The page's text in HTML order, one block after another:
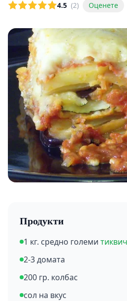
4.5 (2) Оценете
Продукти
1 кг. средно големи
2-3 домата
200 гр. колбас
сол на вкус